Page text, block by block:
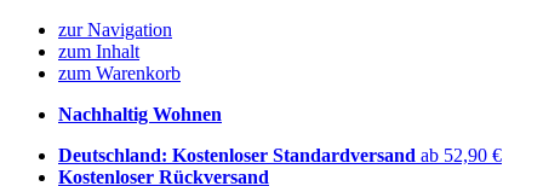
zur Navigation
zum Inhalt
zum Warenkorb
Nachhaltig Wohnen
Deutschland: Kostenloser Standardversand ab 52,90 €
Kostenloser Rückversand